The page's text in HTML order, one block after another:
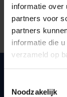
informatie over
partners voor
partners
informatie die
verzameld op
Noodzakelijk
Quick links